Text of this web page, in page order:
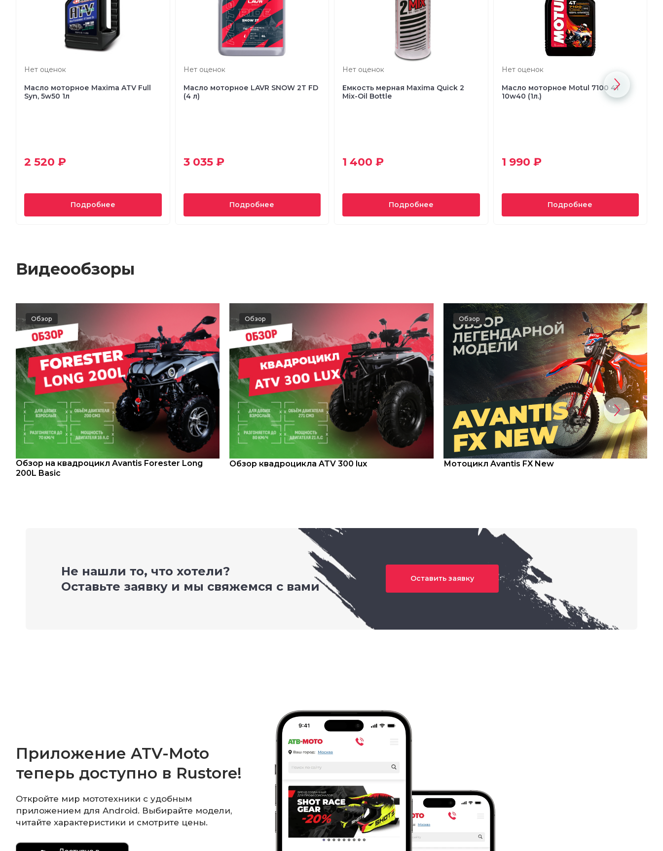
Нет оценок
Масло моторное Maxima ATV Full
Syn, 5w50 1л
2 520 ₽
Подробнее
Нет оценок
Масло моторное LAVR SNOW 2Т FD
(4 л)
3 035 ₽
Подробнее
Нет оценок
Емкость мерная Maxima Quick 2
Mix-Oil Bottle
1 400 ₽
Подробнее
Нет оценок
Масло моторное Motul 7100 4T
10w40 (1л.)
1 990 ₽
Подробнее
Видеообзоры
Обзор
Обзор на квадроцикл Avantis Forester Long
200L Basic
Обзор
Обзор квадроцикла ATV 300 lux
Обзор
Мотоцикл Avantis FX New
Не нашли то, что хотели?
Оставьте заявку и мы свяжемся с вами
Оставить заявку
Приложение ATV-Moto
теперь доступно в Rustore!
Откройте мир мототехники с удобным
приложением для Android. Выбирайте модели,
читайте характеристики и смотрите цены.